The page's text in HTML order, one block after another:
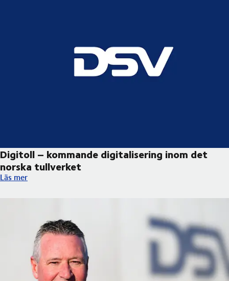
Digitoll – kommande digitalisering inom det
norska tullverket ​
Digitoll – kommande digitalisering inom det norska tullverket ​
Läs mer